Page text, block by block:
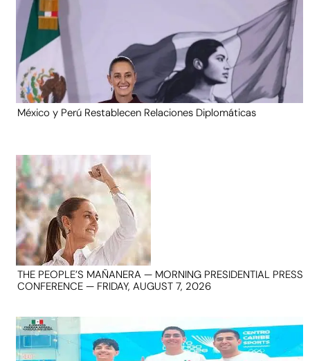
México y Perú Restablecen Relaciones Diplomáticas
THE PEOPLE’S MAÑANERA — MORNING PRESIDENTIAL PRESS
CONFERENCE — FRIDAY, AUGUST 7, 2026